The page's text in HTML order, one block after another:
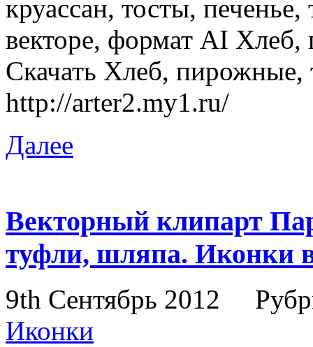
круассан, тосты,
векторе, формат AI Хлеб,
Скачать Хлеб, пирожные,
http://arter2.my1.ru/
Далее
Векторный клипарт
туфли, шляпа. Иконки
9th Сентябрь 2012
Иконки